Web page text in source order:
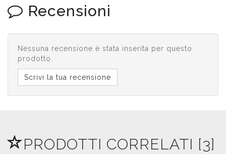
Recensioni
Nessuna recensione è stata inserita per questo
prodotto.
Scrivi la tua recensione
PRODOTTI CORRELATI [3]